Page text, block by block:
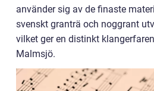
använder sig av de finaste
svenskt granträ och noggrant
vilket ger en distinkt
Malmsjö.